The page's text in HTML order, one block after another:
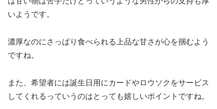
いようです。
濃厚なのにさっぱり食べられる上品な甘さが心を掴むよう
ですね。
また、希望者には誕生日用にカードやロウソクをサービス
してくれるっていうのはとっても嬉しいポイントですね。